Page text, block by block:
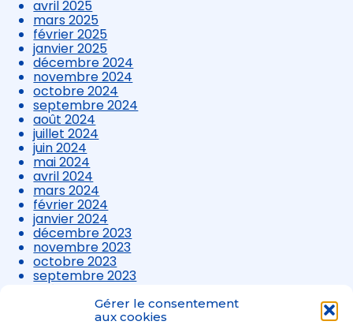
Gérer le consentement
aux cookies
avril 2025
mars 2025
février 2025
janvier 2025
décembre 2024
novembre 2024
octobre 2024
septembre 2024
août 2024
juillet 2024
juin 2024
mai 2024
avril 2024
mars 2024
février 2024
janvier 2024
décembre 2023
novembre 2023
octobre 2023
septembre 2023
août 2023
juillet 2023